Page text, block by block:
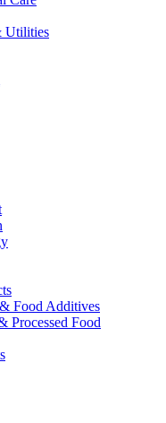
Utilities
Food Additives
Processed Food